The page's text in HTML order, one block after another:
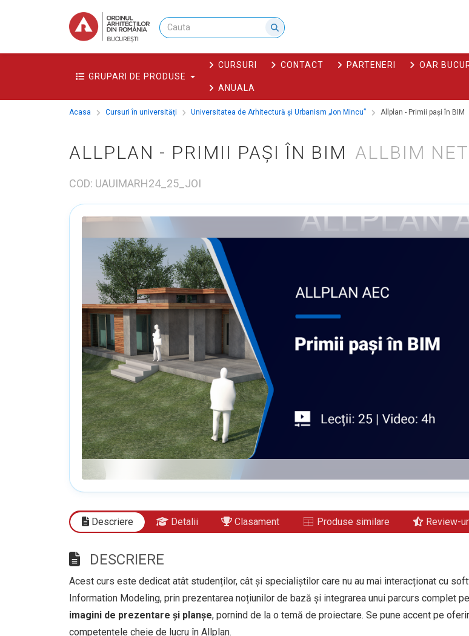
GRUPARI DE PRODUSE
CURSURI CONTACT PARTENERI OAR
ANUALA
Acasa Cursuri în universități Universitatea de Arhitectură și Urbanism „Ion Mincu” Allplan - Primii pași în BIM
ALLPLAN - PRIMII PAȘI ÎN BIM ALLBIM NET
COD: UAUIMARH24_25_JOI
Descriere Detalii Clasament Produse similare Review-
DESCRIERE
Acest curs este dedicat atât studenților, cât și specialiștilor care nu au mai interacționat cu
Information Modeling, prin prezentarea noțiunilor de bază și integrarea unui parcurs complet
imagini de prezentare și planșe, pornind de la o temă de proiectare. Se pune accent pe
competențele cheie de lucru în Allplan.